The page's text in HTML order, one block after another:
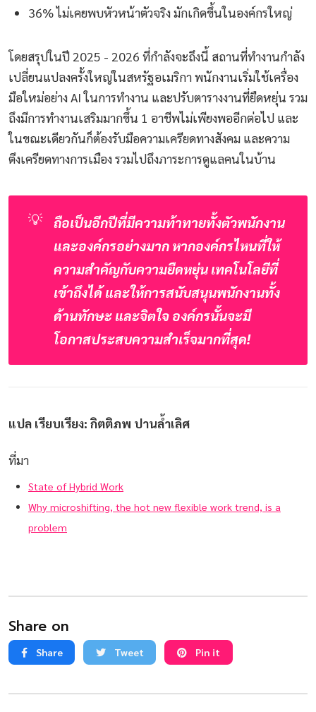
36% ไม่เคยพบหัวหน้าตัวจริง มักเกิดขึ้นในองค์กรใหญ่
โดยสรุปในปี 2025 - 2026 ที่กำลังจะถึงนี้ สถานที่ทำงานกำลัง
เปลี่ยนแปลงครั้งใหญ่ในสหรัฐอเมริกา พนักงานเริ่มใช้เครื่อง
มือใหม่อย่าง AI ในการทำงาน และปรับตารางงานที่ยืดหยุ่น รวม
ถึงมีการทำงานเสริมมากขึ้น 1 อาชีพไม่เพียงพออีกต่อไป และ
ในขณะเดียวกันก็ต้องรับมือความเครียดทางสังคม และความ
ตึงเครียดทางการเมือง รวมไปถึงภาระการดูแลคนในบ้าน
💡
ถือเป็นอีกปีที่มีความท้าทายทั้งตัวพนักงาน
และองค์กรอย่างมาก หากองค์กรไหนที่ให้
ความสำคัญกับความยืดหยุ่น เทคโนโลยีที่
เข้าถึงได้ และให้การสนับสนุนพนักงานทั้ง
ด้านทักษะ และจิตใจ องค์กรนั้นจะมี
โอกาสประสบความสำเร็จมากที่สุด!
แปล เรียบเรียง: กิตติภพ ปานล้ำเลิศ
ที่มา
State of Hybrid Work
Why microshifting, the hot new flexible work trend, is a
problem
Share on
Share Tweet Pin it